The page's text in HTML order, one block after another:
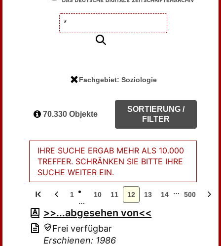
Fachgebiet: Soziologie
70.330 Objekte
SORTIERUNG /
FILTER
IHRE SUCHE ERGAB MEHR ALS 10.000
TREFFER. SCHRÄNKEN SIE BITTE IHRE
SUCHE WEITER EIN.
1
…
10 11 12 13 14 … 500
>>...abgesehen von<<
Frei verfügbar
Erschienen: 1986